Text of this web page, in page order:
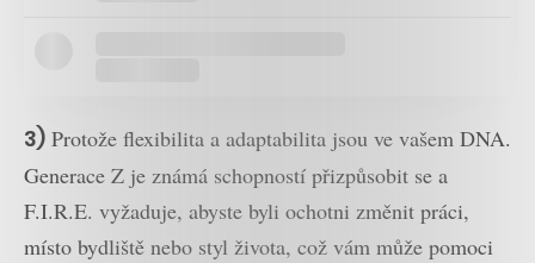
3) Protože flexibilita a adaptabilita jsou ve vašem DNA.
Generace Z je známá schopností přizpůsobit se a
F.I.R.E. vyžaduje, abyste byli ochotni změnit práci,
místo bydliště nebo styl života, což vám může pomoci